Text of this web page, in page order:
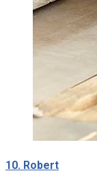
10. Robert